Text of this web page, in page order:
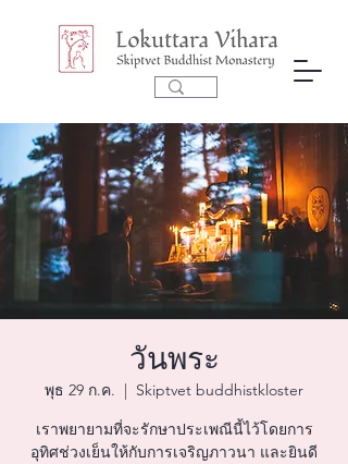
วันพระ
พุธ 29 ก.ค.
  |
Skiptvet buddhistkloster
เราพยายามที่จะรักษาประเพณีนี้ไว้โดยการ
อุทิศช่วงเย็นให้กับการเจริญภาวนา และยินดี